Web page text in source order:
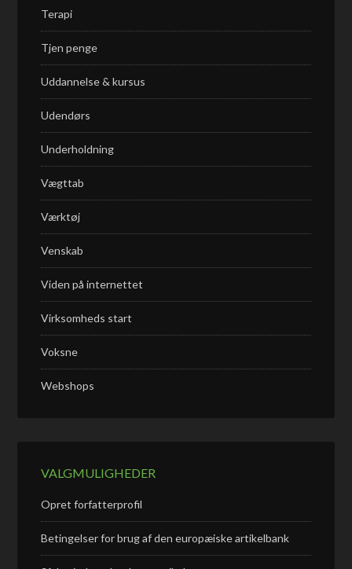
Terapi
Tjen penge
Uddannelse & kursus
Udendørs
Underholdning
Vægttab
Værktøj
Venskab
Viden på internettet
Virksomheds start
Voksne
Webshops
VALGMULIGHEDER
Opret forfatterprofil
Betingelser for brug af den europæiske artikelbank